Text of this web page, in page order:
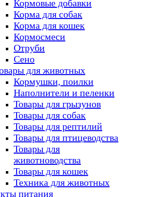
Кормовые добавки
Корма для собак
Корма для кошек
Кормосмеси
Отруби
Сено
для животных
Кормушки, поилки
Наполнители и пеленки
Товары для грызунов
Товары для собак
Товары для рептилий
Товары для птицеводства
Товары для
животноводства
Товары для кошек
Техника для животных
питания